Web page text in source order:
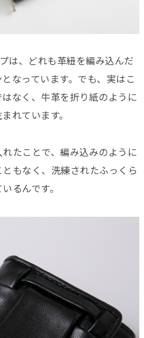
は、どれも革紐を編み込んだ
なっています。でも、実はこ
なく、牛革を折り紙のように
れています。
たことで、編み込みのように
もなく、洗練されたふっくら
るんです。